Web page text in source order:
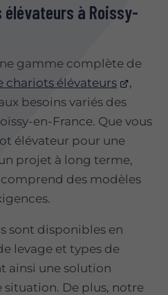
à Roissy-
gamme complète de
chariots élévateurs
,
besoins variés des
en-France. Que vous
élévateur pour une
projet à long terme,
des modèles
sont disponibles en
levage et types de
ainsi une solution
De plus, notre